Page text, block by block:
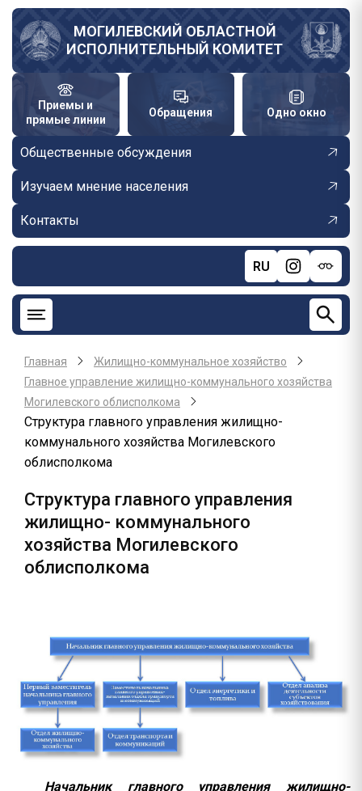
Перейти
основному
содержанию
МОГИЛЕВСКИЙ ОБЛАСТНОЙ
ИСПОЛНИТЕЛЬНЫЙ КОМИТЕТ
Приемы и
прямые линии
Обращения Одно окно
Общественные обсуждения
Изучаем мнение населения
Контакты
RU
Главная
Жилищно-коммунальное хозяйство
Главное управление жилищно-коммунального хозяйства
Могилевского облисполкома
Структура главного управления жилищно-
коммунального хозяйства Могилевского
облисполкома
Структура главного управления
жилищно- коммунального
хозяйства Могилевского
облисполкома
Начальник главного управления жилищно-